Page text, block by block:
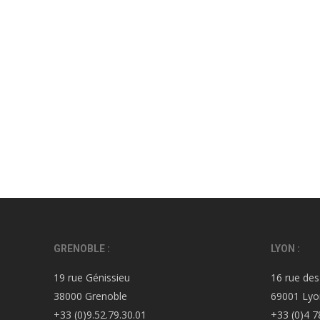
GRENOBLE :
19 rue Génissieu
38000 Grenoble
+33 (0)9.52.79.30.01
LYON :
16 rue
69001
+33 (0)4